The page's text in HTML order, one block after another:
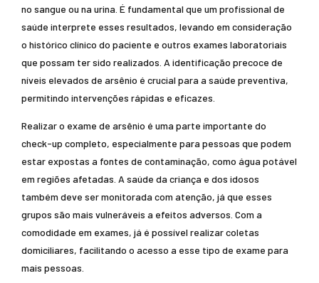
no sangue ou na urina. É fundamental que um profissional de
saúde interprete esses resultados, levando em consideração
o histórico clínico do paciente e outros exames laboratoriais
que possam ter sido realizados. A identificação precoce de
níveis elevados de arsênio é crucial para a saúde preventiva,
permitindo intervenções rápidas e eficazes.
Realizar o exame de arsênio é uma parte importante do
check-up completo, especialmente para pessoas que podem
estar expostas a fontes de contaminação, como água potável
em regiões afetadas. A saúde da criança e dos idosos
também deve ser monitorada com atenção, já que esses
grupos são mais vulneráveis a efeitos adversos. Com a
comodidade em exames, já é possível realizar coletas
domiciliares, facilitando o acesso a esse tipo de exame para
mais pessoas.